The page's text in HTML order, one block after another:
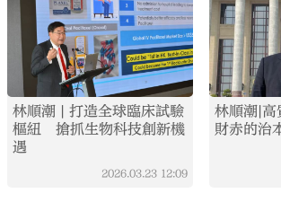
林順潮 | 打造全球臨床試驗
樞紐 搶抓生物科技創新機
遇
2026.03.23 12:09
林順潮|高
財赤的治